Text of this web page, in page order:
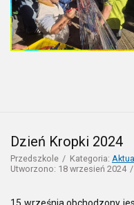
Dzień Kropki 2024
Przedszkole Kategoria:
Utworzono: 18 wrzesień 2024